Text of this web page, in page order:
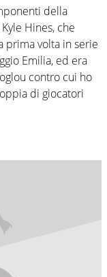
della
Hines, che
prima volta in serie
Emilia, ed era
contro cui ho
di giocatori